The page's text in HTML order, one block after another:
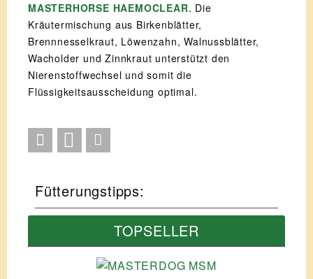
MASTERHORSE HAEMOCLEAR. Die
Kräutermischung aus Birkenblätter,
Brennnesselkraut, Löwenzahn, Walnussblätter,
Wacholder und Zinnkraut unterstützt den
Nierenstoffwechsel und somit die
Flüssigkeitsausscheidung optimal.
Fütterungstipps:
TOPSELLER